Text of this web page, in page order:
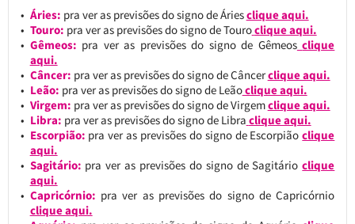
Áries: pra ver as previsões do signo de Áriesclique aqui.
Touro: pra ver as previsões do signo de Touroclique aqui.
Gêmeos: pra ver as previsões do signo de Gêmeos clique
aqui.
Câncer: pra ver as previsões do signo de Câncerclique aqui.
Leão: pra ver as previsões do signo de Leãoclique aqui.
Virgem: pra ver as previsões do signo de Virgemclique aqui.
Libra: pra ver as previsões do signo de Libra clique aqui.
Escorpião: pra ver as previsões do signo de Escorpiãoclique
aqui.
Sagitário: pra ver as previsões do signo de Sagitárioclique
aqui.
Capricórnio: pra ver as previsões do signo de Capricórnio
clique aqui.